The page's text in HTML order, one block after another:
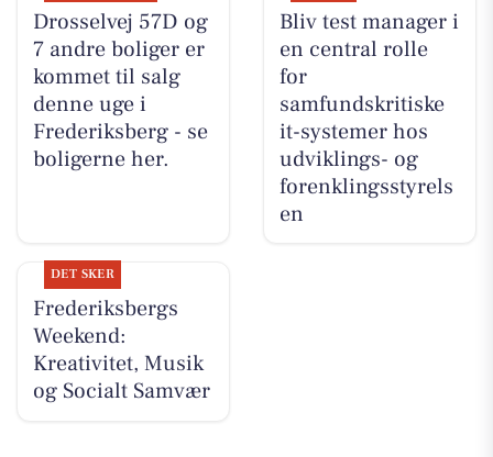
Drosselvej 57D og
7 andre boliger er
kommet til salg
denne uge i
Frederiksberg - se
boligerne her.
Bliv test manager i
en central rolle
for
samfundskritiske
it-systemer hos
udviklings- og
forenklingsstyrels
en
DET SKER
Frederiksbergs
Weekend:
Kreativitet, Musik
og Socialt Samvær